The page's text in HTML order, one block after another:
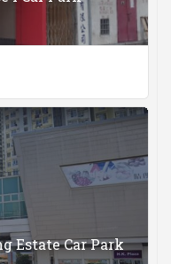
Estate Car Park